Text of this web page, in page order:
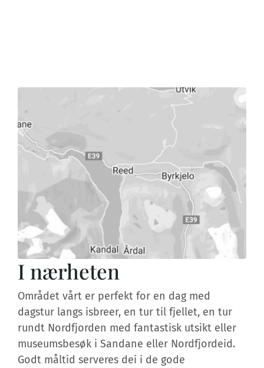
I nærheten
Området vårt er perfekt for en dag med
dagstur langs isbreer, en tur til fjellet, en tur
rundt Nordfjorden med fantastisk utsikt eller
museumsbesøk i Sandane eller Nordfjordeid.
Godt måltid serveres dei i de gode